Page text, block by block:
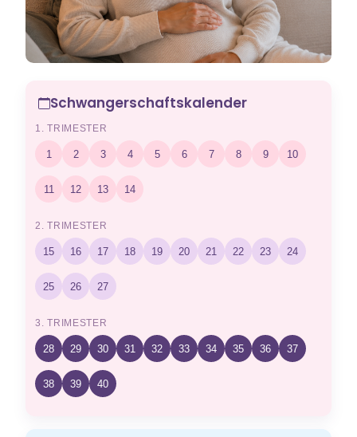
Schwangerschaftskalender
1. TRIMESTER
1 2 3 4 5 6 7 8 9 10
11 12 13 14
2. TRIMESTER
15 16 17 18 19 20 21 22 23 24
25 26 27
3. TRIMESTER
28 29 30 31 32 33 34 35 36 37
38 39 40